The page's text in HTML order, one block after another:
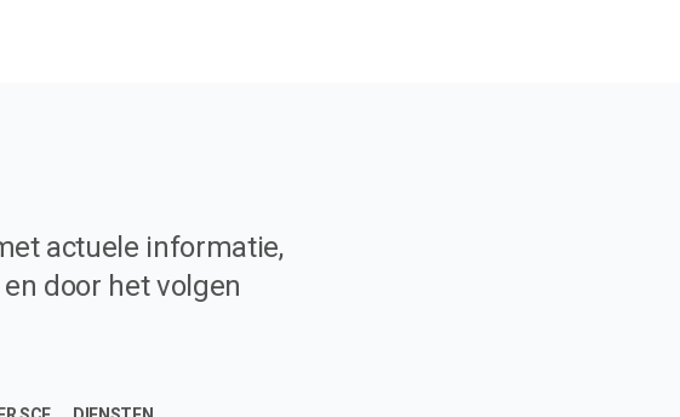
actuele informatie,
door het volgen